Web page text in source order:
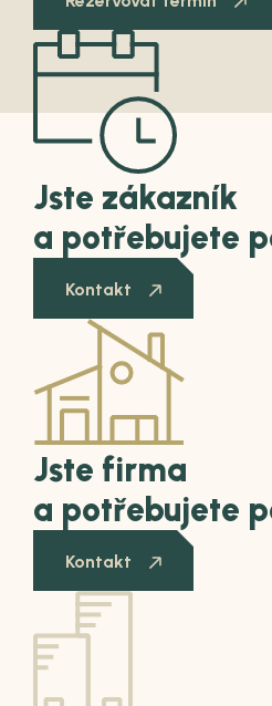
Jste zákazník
a potřebujete
Kontakt
Jste firma
a potřebujete
Kontakt